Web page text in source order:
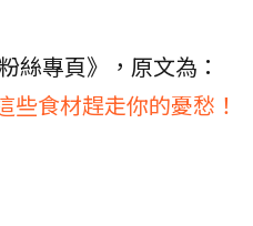
絲專頁》，原文為：
些食材趕走你的憂愁！